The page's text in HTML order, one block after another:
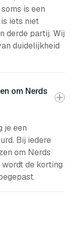
is een
iets niet
derde partij. Wij
duidelijkheid
om Nerds
je een
Bij iedere
om Nerds
de korting